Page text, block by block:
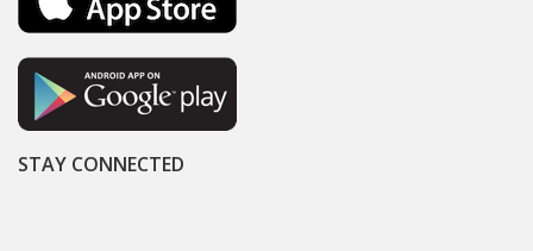
STAY CONNECTED